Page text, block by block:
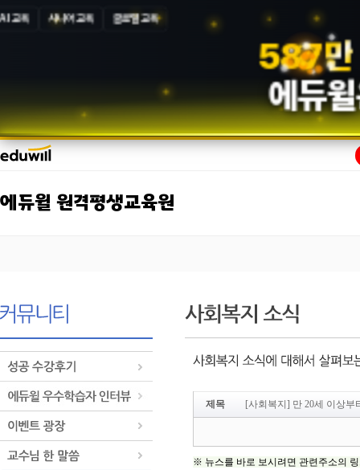
AI 교육 시니어 교육 글로벌 교육
587만
에듀윌
에듀윌 원격평생교육원
제목 [사회복지] 만 20세 이상